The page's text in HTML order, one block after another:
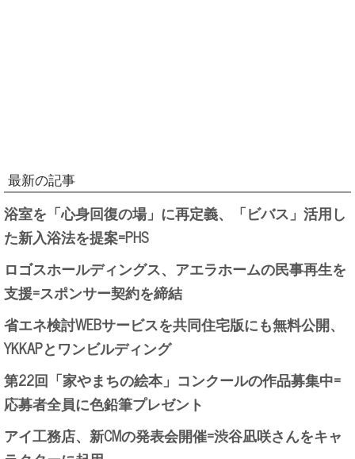
最新の記事
浴室を「心身回復の場」に再定義、「ビバス」活用し
た新入浴法を提案=PHS
ロゴスホールディングス、アエラホームの民事再生を
支援=スポンサー契約を締結
省エネ検討WEBサービスを共同住宅版にも無料公開、
YKKAPとワンビルディング
第22回「家やまちの絵本」コンクールの作品募集中=
応募者全員に色鉛筆プレゼント
アイ工務店、新CMの発表会開催=渋谷凪咲さんをキャ